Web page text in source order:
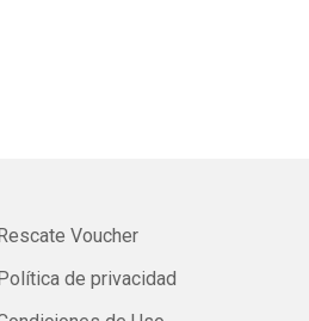
Voucher
de privacidad